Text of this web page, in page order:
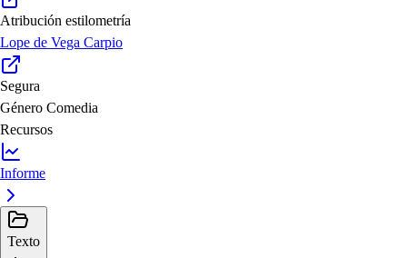
Atribución estilometría
Lope de Vega Carpio
Segura
Género Comedia
Recursos
Informe
Texto